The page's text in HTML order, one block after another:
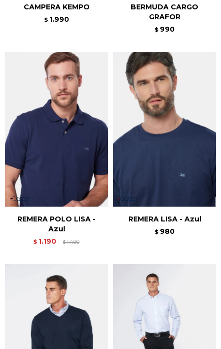
CAMPERA KEMPO
$ 1.990
BERMUDA CARGO
GRAFOR
$ 990
REMERA POLO LISA -
Azul
$ 1.190 $1.490
REMERA LISA - Azul
$ 980